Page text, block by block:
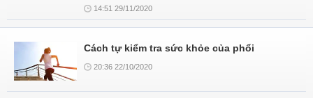
14:51 29/11/2020
Cách tự kiểm tra sức khỏe của phổi
20:36 22/10/2020